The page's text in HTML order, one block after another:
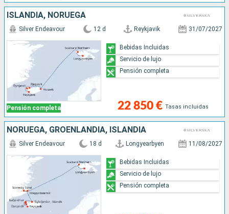
ISLANDIA, NORUEGA
Pensión completa
Silver Endeavour 12 d Reykjavik 31/07/2027
22 850 € Tasas incluidas
Bebidas Incluidas
Servicio de lujo
Pensión completa
NORUEGA, GROENLANDIA, ISLANDIA
Silver Endeavour 18 d Longyearbyen 11/08/2027
Bebidas Incluidas
Servicio de lujo
Pensión completa